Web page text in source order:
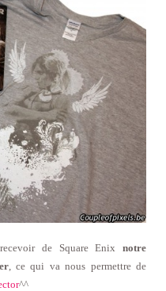
de Square Enix notre
, ce qui va nous permettre de
^^